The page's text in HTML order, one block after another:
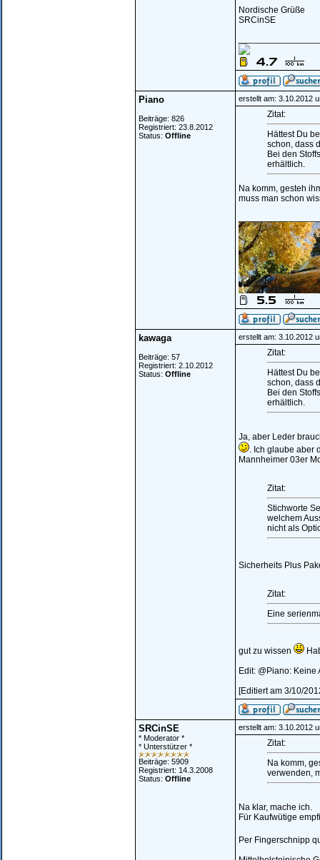
Nordische Grüße
SRCinSE
Piano
Beiträge: 826
Registriert: 23.8.2012
Status: Offline
erstellt am: 3.10.2012
Zitat:
Hättest Du
schon, dass
Bei den
erhältlich.
Na komm, gesteh
muss man schon
kawaga
Beiträge: 57
Registriert: 2.10.2012
Status: Offline
erstellt am: 3.10.2012
Zitat:
Hättest Du
schon, dass
Bei den
erhältlich.
Ja, aber Leder
. Ich glaube aber
Mannheimer 03er
Zitat:
Stichworte
welchem
nicht als
Sicherheits Plus
Zitat:
Eine
gut zu wissen
Edit: @Piano:
[Editiert am 3/10/
SRCinSE
* Moderator *
* Unterstützer *
Beiträge: 5909
Registriert: 14.3.2008
Status: Offline
erstellt am: 3.10.2012
Zitat:
Na komm,
verwenden,
Na klar, mache ich.
Für Kaufwütige
Per Fingerschnipp